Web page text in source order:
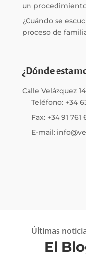
un
¿Cuándo se
proceso de
¿Dónde
Calle Velázquez
Teléfono: +34
Fax: +34 91 761
E-mail:
Últimas
El